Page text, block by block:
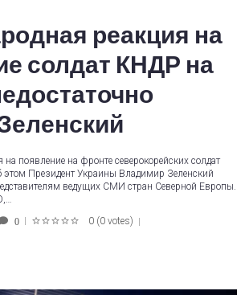
реакция на
солдат КНДР на
появление на фронте северокорейских солдат
этом Президент Украины Владимир Зеленский
ведущих СМИ стран Северной Европы.
0 0 (0 votes)